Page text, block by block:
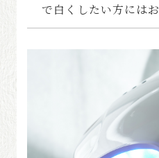
で白くしたい方にはお